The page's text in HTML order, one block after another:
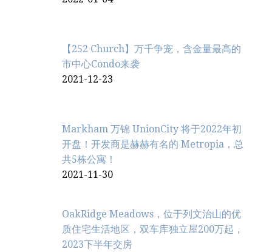
【252 Church】万千争宠，含金量最高的
市中心Condo来袭
2021-12-23
Markham 万锦 UnionCity 将于2022年初
开盘！开发商是赫赫有名的 Metropia，总
共5栋公寓！
2021-11-30
OakRidge Meadows，位于列文治‬山的优
质住宅生活地区，双车库独立屋200万起，
2023下半年交房